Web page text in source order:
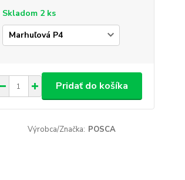
Skladom 2 ks
Pridať do košíka
Výrobca/Značka: POSCA